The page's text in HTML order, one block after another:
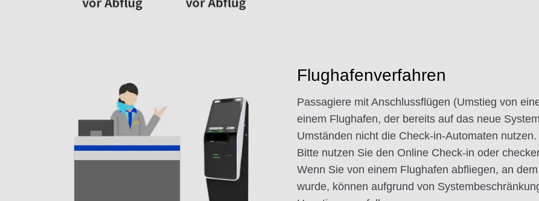
Flughafenverfahren
Passagiere mit Anschlussflügen (Umstieg von
einem Flughafen, der bereits auf das neue
Umständen nicht die Check-in-Automaten nutzen.
Bitte nutzen Sie den Online Check-in oder
Wenn Sie von einem Flughafen abfliegen, an
wurde, können aufgrund von